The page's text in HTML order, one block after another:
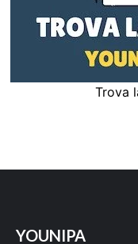
Trova
YOUNIPA